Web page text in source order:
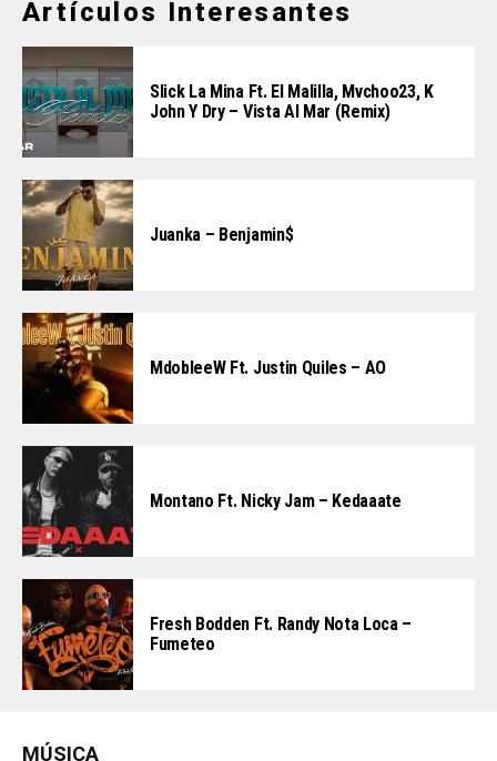
Artículos Interesantes
Slick La Mina Ft. El Malilla, Mvchoo23, K
John Y Dry – Vista Al Mar (Remix)
Juanka – Benjamin$
MdobleeW Ft. Justin Quiles – AO
Montano Ft. Nicky Jam – Kedaaate
Fresh Bodden Ft. Randy Nota Loca –
Fumeteo
MÚSICA